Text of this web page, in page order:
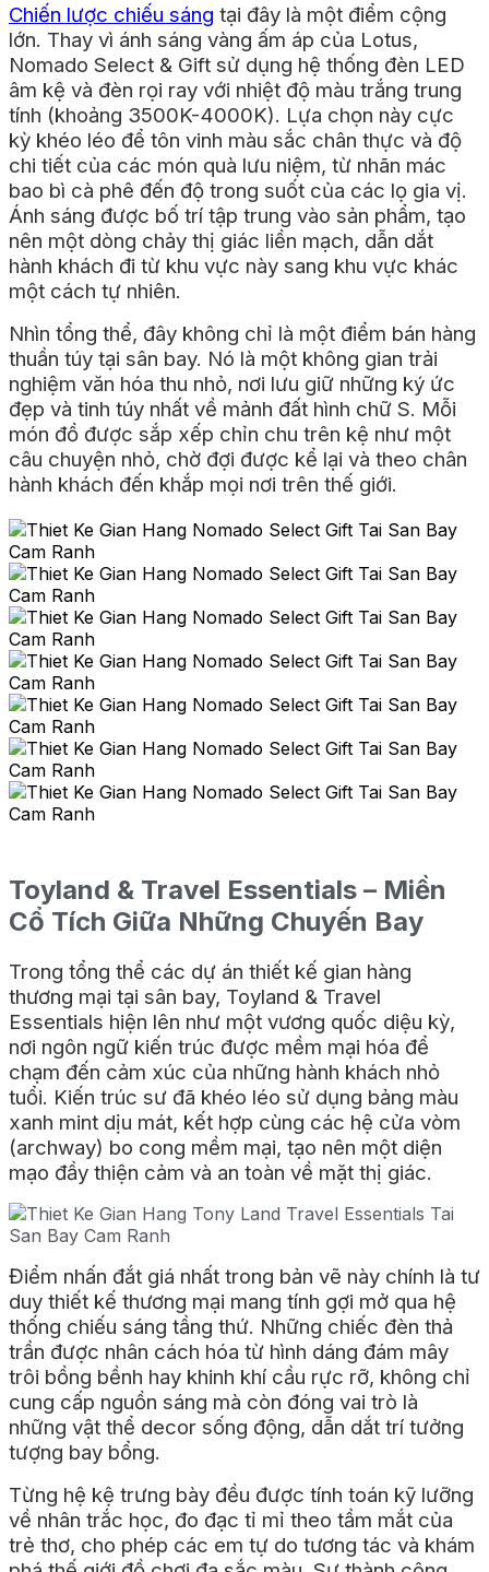
Chiến lược chiếu sáng tại đây là một điểm cộng
lớn. Thay vì ánh sáng vàng ấm áp của Lotus,
Nomado Select & Gift sử dụng hệ thống đèn LED
âm kệ và đèn rọi ray với nhiệt độ màu trắng trung
tính (khoảng 3500K-4000K). Lựa chọn này cực
kỳ khéo léo để tôn vinh màu sắc chân thực và độ
chi tiết của các món quà lưu niệm, từ nhãn mác
bao bì cà phê đến độ trong suốt của các lọ gia vị.
Ánh sáng được bố trí tập trung vào sản phẩm, tạo
nên một dòng chảy thị giác liền mạch, dẫn dắt
hành khách đi từ khu vực này sang khu vực khác
một cách tự nhiên.
Nhìn tổng thể, đây không chỉ là một điểm bán hàng
thuần túy tại sân bay. Nó là một không gian trải
nghiệm văn hóa thu nhỏ, nơi lưu giữ những ký ức
đẹp và tinh túy nhất về mảnh đất hình chữ S. Mỗi
món đồ được sắp xếp chỉn chu trên kệ như một
câu chuyện nhỏ, chờ đợi được kể lại và theo chân
hành khách đến khắp mọi nơi trên thế giới.
Toyland & Travel Essentials – Miền
Cổ Tích Giữa Những Chuyến Bay
Trong tổng thể các dự án thiết kế gian hàng
thương mại tại sân bay, Toyland & Travel
Essentials hiện lên như một vương quốc diệu kỳ,
nơi ngôn ngữ kiến trúc được mềm mại hóa để
chạm đến cảm xúc của những hành khách nhỏ
tuổi. Kiến trúc sư đã khéo léo sử dụng bảng màu
xanh mint dịu mát, kết hợp cùng các hệ cửa vòm
(archway) bo cong mềm mại, tạo nên một diện
mạo đầy thiện cảm và an toàn về mặt thị giác.
Điểm nhấn đắt giá nhất trong bản vẽ này chính là tư
duy thiết kế thương mại mang tính gợi mở qua hệ
thống chiếu sáng tầng thứ. Những chiếc đèn thả
trần được nhân cách hóa từ hình dáng đám mây
trôi bồng bềnh hay khinh khí cầu rực rỡ, không chỉ
cung cấp nguồn sáng mà còn đóng vai trò là
những vật thể decor sống động, dẫn dắt trí tưởng
tượng bay bổng.
Từng hệ kệ trưng bày đều được tính toán kỹ lưỡng
về nhân trắc học, đo đạc tỉ mỉ theo tầm mắt của
trẻ thơ, cho phép các em tự do tương tác và khám